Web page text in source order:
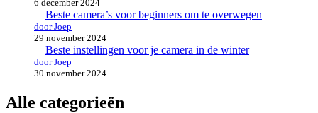
6 december 2024
Beste camera’s voor beginners om te overwegen
door Joep
29 november 2024
Beste instellingen voor je camera in de winter
door Joep
30 november 2024
Alle categorieën